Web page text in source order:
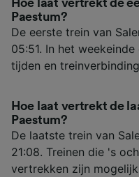
Paestum?
De eerste trein van
05:51. In het
tijden en
Hoe laat vertrekt de
Paestum?
De laatste trein van
21:08. Treinen die 's
vertrekken zijn